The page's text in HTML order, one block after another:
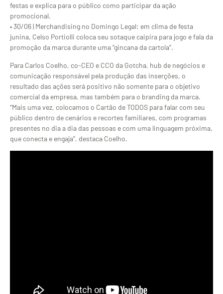
festas e explica para o público como participar da ação
promocional.
• 30/06 | Merchandising no Domingo Legal: em clima de festa
junina, Celso Portiolli coloca seu sotaque caipira para jogo e fala da
promoção da marca durante uma “gincana da cartola”.
Para Carlos Coelho, co-CEO e CCO da Gotcha, hub de negócios e
comunicação responsável pela produção das inserções, o
resultado das ações será positivo não somente para o objetivo
comercial da empresa, mas também para o branding da marca.
“Mais uma vez, colocamos o Cartão de TODOS para falar com seu
público dentro de cenários e recortes familiares, com programas
presentes no dia a dia das pessoas e com uma linguagem próxima,
que conecta e engaja”, destaca Coelho.